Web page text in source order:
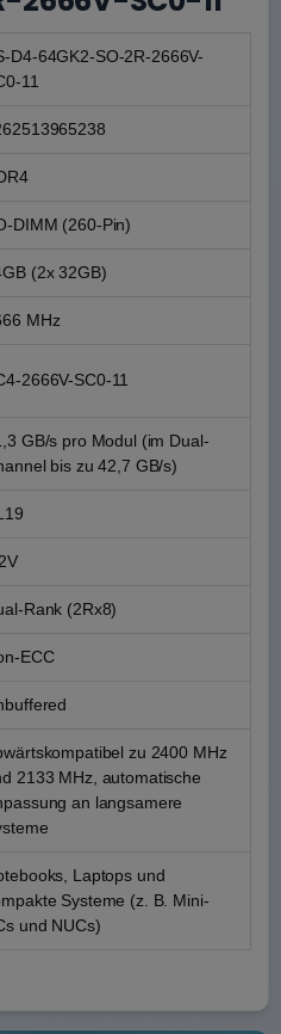
D4-64GK2-SO-2R-2666V-
11
DIMM (260-Pin)
(2x 32GB)
MHz
2666V-SC0-11
GB/s pro Modul (im Dual-
bis zu 42,7 GB/s)
Rank (2Rx8)
ECC
zu 2400 MHz
2133 MHz, automatische
an langsamere
Laptops und
Systeme (z. B. Mini-
und NUCs)